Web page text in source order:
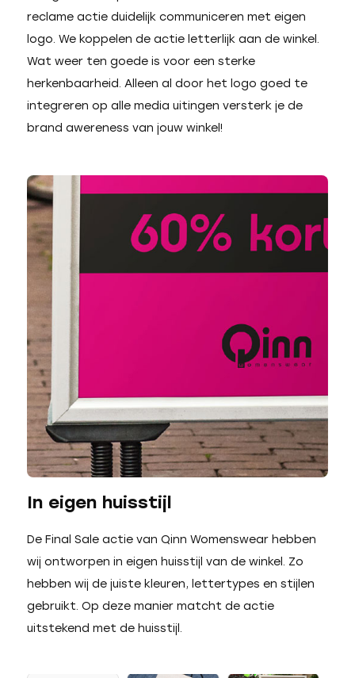
reclame actie duidelijk communiceren met eigen
logo. We koppelen de actie letterlijk aan de winkel.
Wat weer ten goede is voor een sterke
herkenbaarheid. Alleen al door het logo goed te
integreren op alle media uitingen versterk je de
brand awereness van jouw winkel!
In eigen huisstijl
De Final Sale actie van Qinn Womenswear hebben
wij ontworpen in eigen huisstijl van de winkel. Zo
hebben wij de juiste kleuren, lettertypes en stijlen
gebruikt. Op deze manier matcht de actie
uitstekend met de huisstijl.